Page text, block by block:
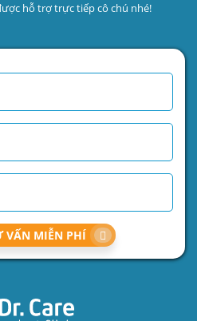
hỗ trợ trực tiếp cô chú nhé!
VẤN MIỄN PHÍ